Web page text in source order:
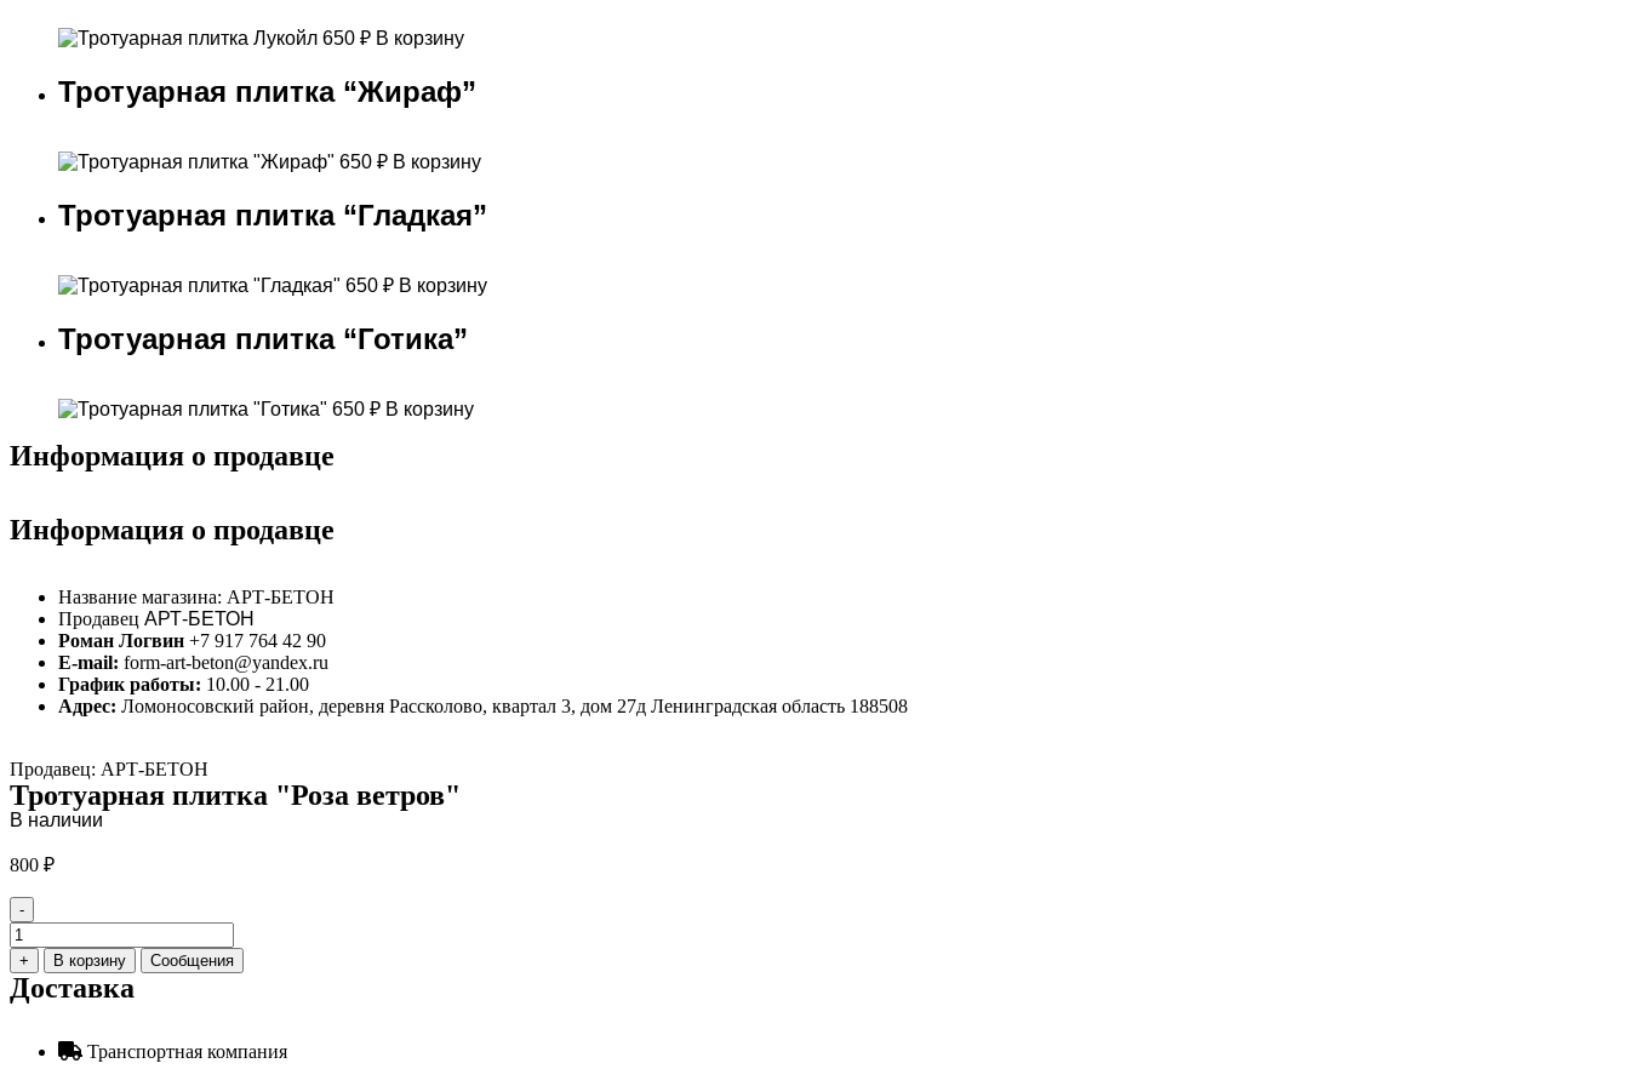
650 ₽ В корзину
Тротуарная плитка “Жираф”
650 ₽ В корзину
Тротуарная плитка “Гладкая”
650 ₽ В корзину
Тротуарная плитка “Готика”
650 ₽ В корзину
Информация о продавце
Информация о продавце
Название магазина: АРТ-БЕТОН
Продавец АРТ-БЕТОН
Роман Логвин +7 917 764 42 90
E-mail: form-art-beton@yandex.ru
График работы: 10.00 - 21.00
Адрес: Ломоносовский район, деревня Рассколово, квартал 3, дом 27д Ленинградская область 188508
Продавец: АРТ-БЕТОН
Тротуарная плитка "Роза ветров"
В наличии
800 ₽
-
Количество
товара
Тротуарная
плитка
ветров"
+ В корзину Сообщения
Доставка
Транспортная компания